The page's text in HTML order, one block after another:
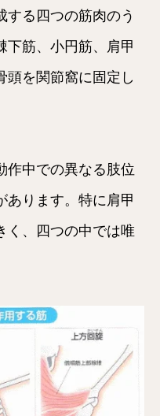
する四つの筋肉のう
下筋、小円筋、肩甲
頭を関節窩に固定し
作中での異なる肢位
あります。特に肩甲
く、四つの中では唯